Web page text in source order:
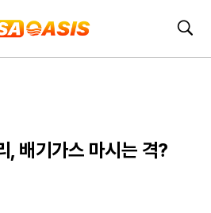
검
, 배기가스 마시는 격?